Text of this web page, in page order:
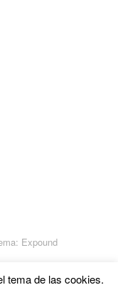
Expound
tema de las cookies.